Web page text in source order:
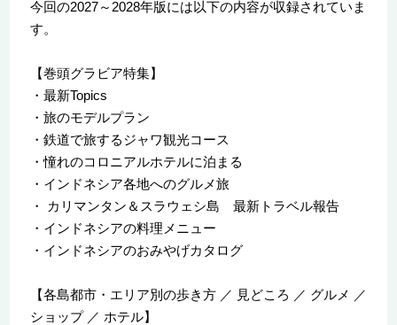
今回の2027～2028年版には以下の内容が収録されていま
す。
【巻頭グラビア特集】
・最新Topics
・旅のモデルプラン
・鉄道で旅するジャワ観光コース
・憧れのコロニアルホテルに泊まる
・インドネシア各地へのグルメ旅
・ カリマンタン＆スラウェシ島 最新トラベル報告
・インドネシアの料理メニュー
・インドネシアのおみやげカタログ
【各島都市・エリア別の歩き方 ／ 見どころ ／ グルメ ／
ショップ ／ ホテル】